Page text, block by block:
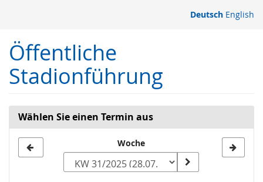
springen
Deutsch English
Öffentliche
Stadionführung
Wählen Sie einen Termin aus
zur
Woche